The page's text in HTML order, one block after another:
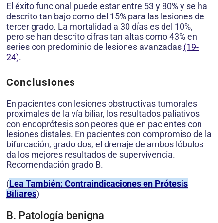
El éxito funcional puede estar entre 53 y 80% y se ha
descrito tan bajo como del 15% para las lesiones de
tercer grado. La mortalidad a 30 días es del 10%,
pero se han descrito cifras tan altas como 43% en
series con predominio de lesiones avanzadas (19-
24).
Conclusiones
En pacientes con lesiones obstructivas tumorales
proximales de la vía biliar, los resultados paliativos
con endoprótesis son peores que en pacientes con
lesiones distales. En pacientes con compromiso de la
bifurcación, grado dos, el drenaje de ambos lóbulos
da los mejores resultados de supervivencia.
Recomendación grado B.
(Lea También: Contraindicaciones en Prótesis
Biliares)
B. Patología benigna